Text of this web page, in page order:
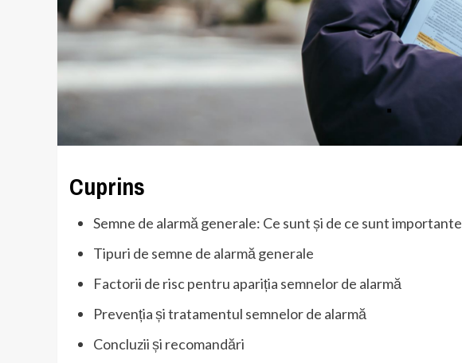
Cuprins
Semne de alarmă generale: Ce sunt și de ce sunt importante
Tipuri de semne de alarmă generale
Factorii de risc pentru apariția semnelor de alarmă
Prevenția și tratamentul semnelor de alarmă
Concluzii și recomandări